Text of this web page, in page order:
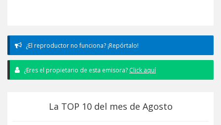
¿El reproductor no funciona? ¡Repórtalo!
¿Eres el propietario de esta emisora? Click aquí
La TOP 10 del mes de Agosto